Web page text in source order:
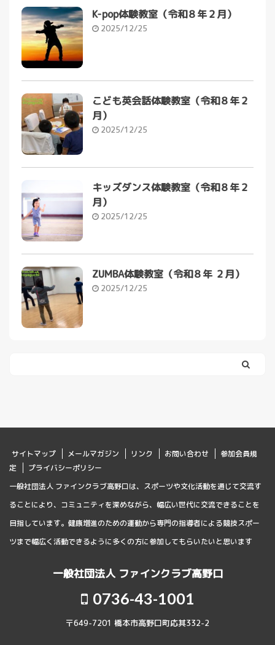
K-pop体験教室（令和８年２月）
2025/12/25
こども英会話体験教室（令和８年２
月）
2025/12/25
キッズダンス体験教室（令和８年２
月）
2025/12/25
ZUMBA体験教室（令和８年 ２月）
2025/12/25
サイトマップ メールマガジン リンク お問い合わせ
参加会員規
定
プライバシーポリシー
一般社団法人 ファインクラブ高野口は、スポーツや文化活動を通じて交流す
ることにより、コミュニティを深めながら、幅広い世代に交流できることを
目指しています。健康増進のための運動から専門の指導者による競技スポー
ツまで幅広く活動できるように多くの方に参加してもらいたいと思います
一般社団法人 ファインクラブ高野口
0736-43-1001
〒649-7201 橋本市高野口町応其332-2